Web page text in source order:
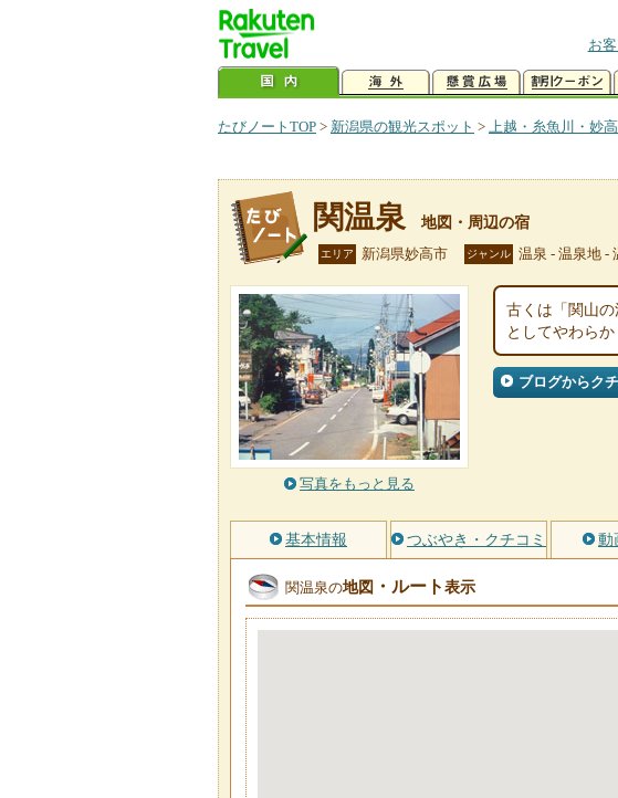
お
たびノートTOP > 新潟県の観光スポット > 上越・糸魚川・妙
関温泉 地図・周辺の宿
エリア 新潟県妙高市 ジャンル 温泉 - 温泉地 -
写真をもっと見る
古くは「関山
としてやわら
ブログからク
基本情報 つぶやき・クチコミ 動
関温泉の地図 ・ルート表示